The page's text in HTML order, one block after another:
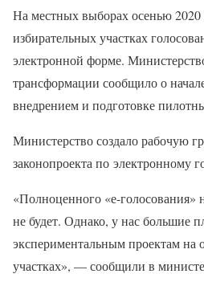
На местных выборах осенью 2020
избирательных участках
электронной форме.
трансформации сообщило о
внедрением и подготовке
Министерство создало рабочую
законопроекта по электронному
«Полноценного «е-
не будет. Однако, у нас большие
экспериментальным проектам на
участках», — сообщили в